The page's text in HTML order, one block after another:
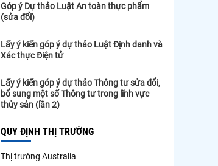
Góp ý Dự thảo Luật An toàn thực phẩm
(sửa đổi)
Lấy ý kiến góp ý dự thảo Luật Định danh và
Xác thực Điện tử
Lấy ý kiến góp ý dự thảo Thông tư sửa đổi,
bổ sung một số Thông tư trong lĩnh vực
thủy sản (lần 2)
QUY ĐỊNH THỊ TRƯỜNG
Thị trường Australia